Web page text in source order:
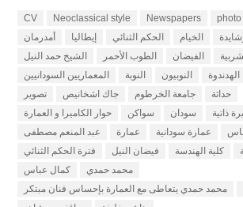
CV Neoclassical style Newspapers
أمدرمان
إيطاليا الحكم الثنائي الخيام
الشيخ حمد النيل
الطوب الأحمر الفيضان
المعماريين السودانيين
النوبة النوبيون الهدندوة
تصوير
جاك اشخانيص جامعة الخرطوم
حداثة
حوار الكاميرا و العمارة
سواكن سودان ذاتية
عبد المنعم مصطفى
عمارة عمارة سودانية
فترة الحكم الثنائي
فيضان النيل كلية الهندسة
كمال عباس
محمد حمدي
محمد حمدي يتعاطى مع العمارة بإحساس فنان مبتكر